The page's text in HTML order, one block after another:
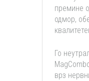
премине
одмор,
Го
врз